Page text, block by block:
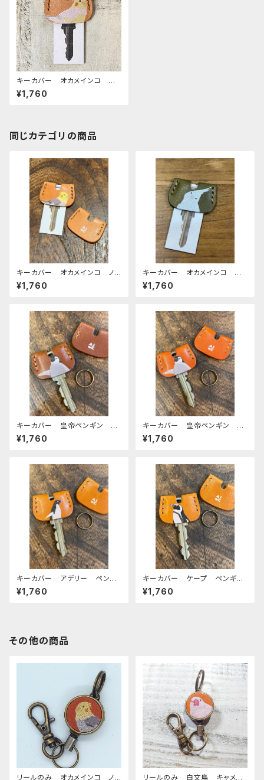
キーカバー オカメインコ ル
チノー beige ベージュ お
かめいんこ 栃木レザー
¥1,760
同じカテゴリの商品
キーカバー オカメインコ ノ
ーマル ヌメ おかめいんこ
¥1,760
キーカバー オカメインコ ア
ルビノ Green グリーン ぽ
わんシリーズ おかめいんこ
¥1,760
キーカバー 皇帝ペンギン ヒ
ナ エンペラー ヒナペン ペ
ンギン Brown ブラウン 栃
¥1,760
キーカバー 皇帝ペンギン ヒ
ナ エンペラー ヒナペン ペ
ンギン RedBrown レッドブ
¥1,760
キーカバー アデリー ペンギ
ン CAMEL キャメル 栃木
レザー
¥1,760
キーカバー ケープ ペンギ
ン CAMEL キャメル 栃木
レザー
¥1,760
その他の商品
リールのみ オカメインコ ノ
リールのみ 白文鳥 キャメ